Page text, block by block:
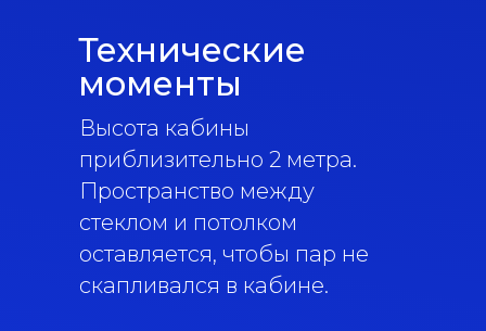
Технические
моменты
Высота кабины
приблизительно 2 метра.
Пространство между
стеклом и потолком
оставляется, чтобы пар не
скапливался в кабине.